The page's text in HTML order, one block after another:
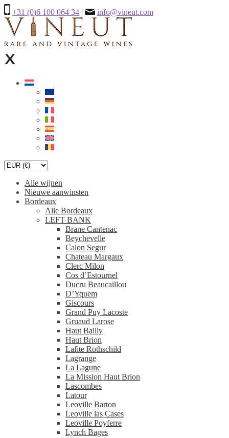
+31 (0)6 100 064 34 | info@vineut.com
Alle wijnen
Nieuwe aanwinsten
Bordeaux
Alle Bordeaux
LEFT BANK
Brane Cantenac
Beychevelle
Calon Segur
Chateau Margaux
Clerc Milon
Cos d’Estournel
Ducru Beaucaillou
D’Yquem
Giscours
Grand Puy Lacoste
Gruaud Larose
Haut Bailly
Haut Brion
Lafite Rothschild
Lagrange
La Lagune
La Mission Haut Brion
Lascombes
Latour
Leoville Barton
Leoville las Cases
Leoville Poyferre
Lynch Bages